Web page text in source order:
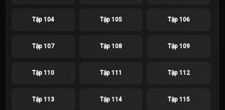
Tập 104 Tập 105 Tập 106
Tập 107 Tập 108 Tập 109
Tập 110 Tập 111 Tập 112
Tập 113 Tập 114 Tập 115